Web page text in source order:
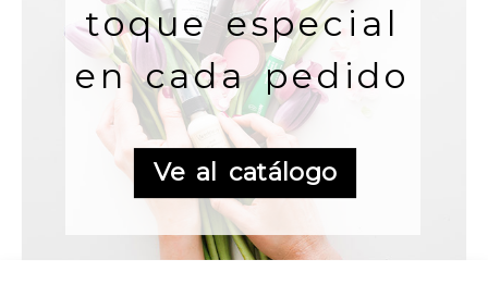
toque especial
en cada pedido
Ve al catálogo